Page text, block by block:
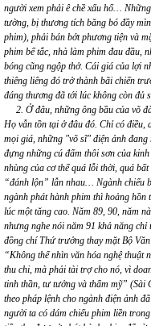
người xem phải ê chề xấu hổ…
tường, bị thương tích băng bó đầy
phim), phải bán bớt phương tiện và
phim bế tắc, nhà làm phim đau đầu,
bóng cũng ngộp thở. Cái giá của lợi
thiêng liêng đó trở thành bãi chiến
đáng thương đã tới lúc không còn đủ
2. Ở đâu, những ông bầu của võ
Họ vẫn tồn tại ở đâu đó. Chỉ có
mọi giá, những "võ sĩ" điện ảnh
đựng những cú đấm thôi sơn của
nhùng của cơ thể quá lỗi thời, quá
“đánh lộn” lẫn nhau… Ngành chiếu
ngành phát hành phim thì hoảng hồn
lúc một tăng cao. Năm 89, 90, năm
nhưng nghe nói năm 91 khả năng
đồng chí Thứ trưởng thay mặt Bộ
“Không thể nhìn văn hóa nghệ thuật
thu chi, mà phải tài trợ cho nó, vì
tinh thần, tư tưởng và thẩm mỹ” (Sài
theo pháp lệnh cho ngành điện ảnh
người ta có dám chiếu phim liền